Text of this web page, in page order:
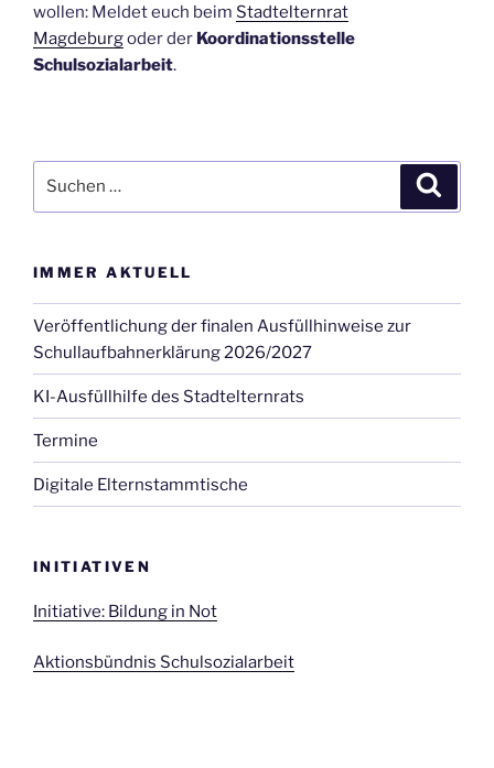
wollen: Meldet euch beim Stadtelternrat
Magdeburgoder der Koordinationsstelle
Schulsozialarbeit.
nach:
IMMER AKTUELL
Veröffentlichung der finalen Ausfüllhinweise zur
Schullaufbahnerklärung 2026/2027
KI-Ausfüllhilfe des Stadtelternrats
Termine
Digitale Elternstammtische
INITIATIVEN
Initiative: Bildung in Not
Aktionsbündnis Schulsozialarbeit